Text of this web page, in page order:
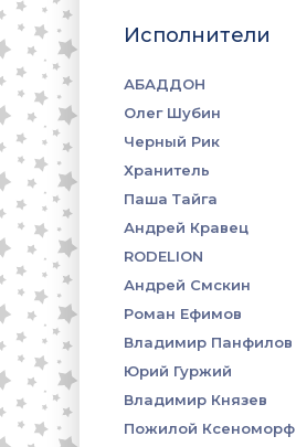
Исполнители
АБАДДОН
Олег Шубин
Черный Рик
Хранитель
Паша Тайга
Андрей Кравец
RODELION
Андрей Смскин
Роман Ефимов
Владимир Панфилов
Юрий Гуржий
Владимир Князев
Пожилой Ксеноморф